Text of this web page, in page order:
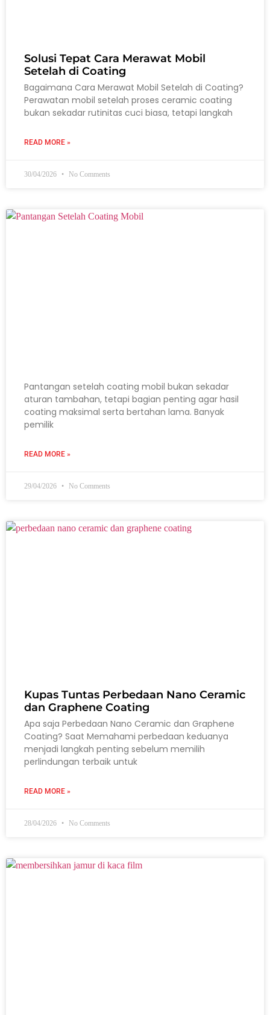
Solusi Tepat Cara Merawat Mobil
Setelah di Coating
Bagaimana Cara Merawat Mobil Setelah di Coating?
Perawatan mobil setelah proses ceramic coating
bukan sekadar rutinitas cuci biasa, tetapi langkah
READ MORE »
30/04/2026 No Comments
Pantangan setelah coating mobil bukan sekadar
aturan tambahan, tetapi bagian penting agar hasil
coating maksimal serta bertahan lama. Banyak
pemilik
READ MORE »
29/04/2026 No Comments
Kupas Tuntas Perbedaan Nano Ceramic
dan Graphene Coating
Apa saja Perbedaan Nano Ceramic dan Graphene
Coating? Saat Memahami perbedaan keduanya
menjadi langkah penting sebelum memilih
perlindungan terbaik untuk
READ MORE »
28/04/2026 No Comments